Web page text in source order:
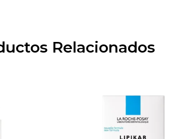
Relacionados